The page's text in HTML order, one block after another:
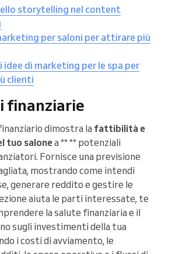
storytelling nel content
per saloni per attirare più
di marketing per le spa per
clienti
finanziarie
dimostra la fattibilità e
tuo salonea ** ** potenziali
Fornisce una previsione
mostrando come intendi
generare reddito e gestire le
aiuta le parti interessate, te
la salute finanziaria e il
sugli investimenti della tua
i costi di avviamento, le